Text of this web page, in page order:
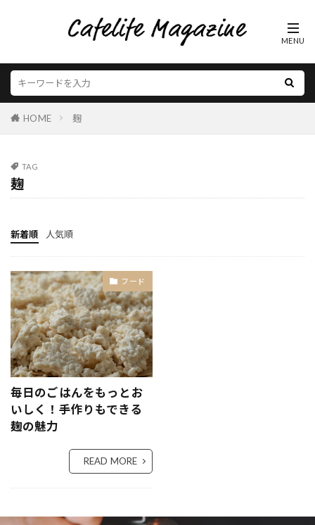
HOME 麹
TAG
麹
新着順 人気順
フード
毎日のごはんをもっとお
いしく！手作りもできる
麹の魅力
READ MORE